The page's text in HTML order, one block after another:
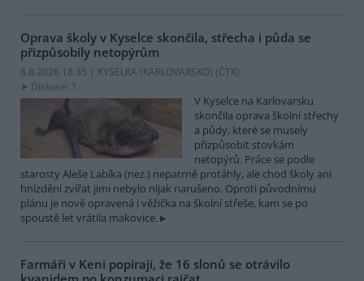
Oprava školy v Kyselce skončila, střecha i půda se
přizpůsobily netopýrům
8.8.2026 18:35 | KYSELKA (KARLOVARSKO) (ČTK)
Diskuse: 1
V Kyselce na Karlovarsku
skončila oprava školní střechy
a půdy, které se musely
přizpůsobit stovkám
netopýrů. Práce se podle
starosty Aleše Labíka (nez.) nepatrně protáhly, ale chod školy ani
hnízdění zvířat jimi nebylo nijak narušeno. Oproti původnímu
plánu je nově opravená i věžička na školní střeše, kam se po
spoustě let vrátila makovice.
Farmáři v Keni popírají, že 16 slonů se otrávilo